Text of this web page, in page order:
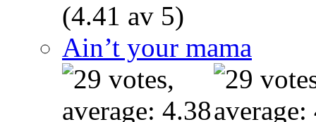
(4.41 av 5)
Ain’t your mama